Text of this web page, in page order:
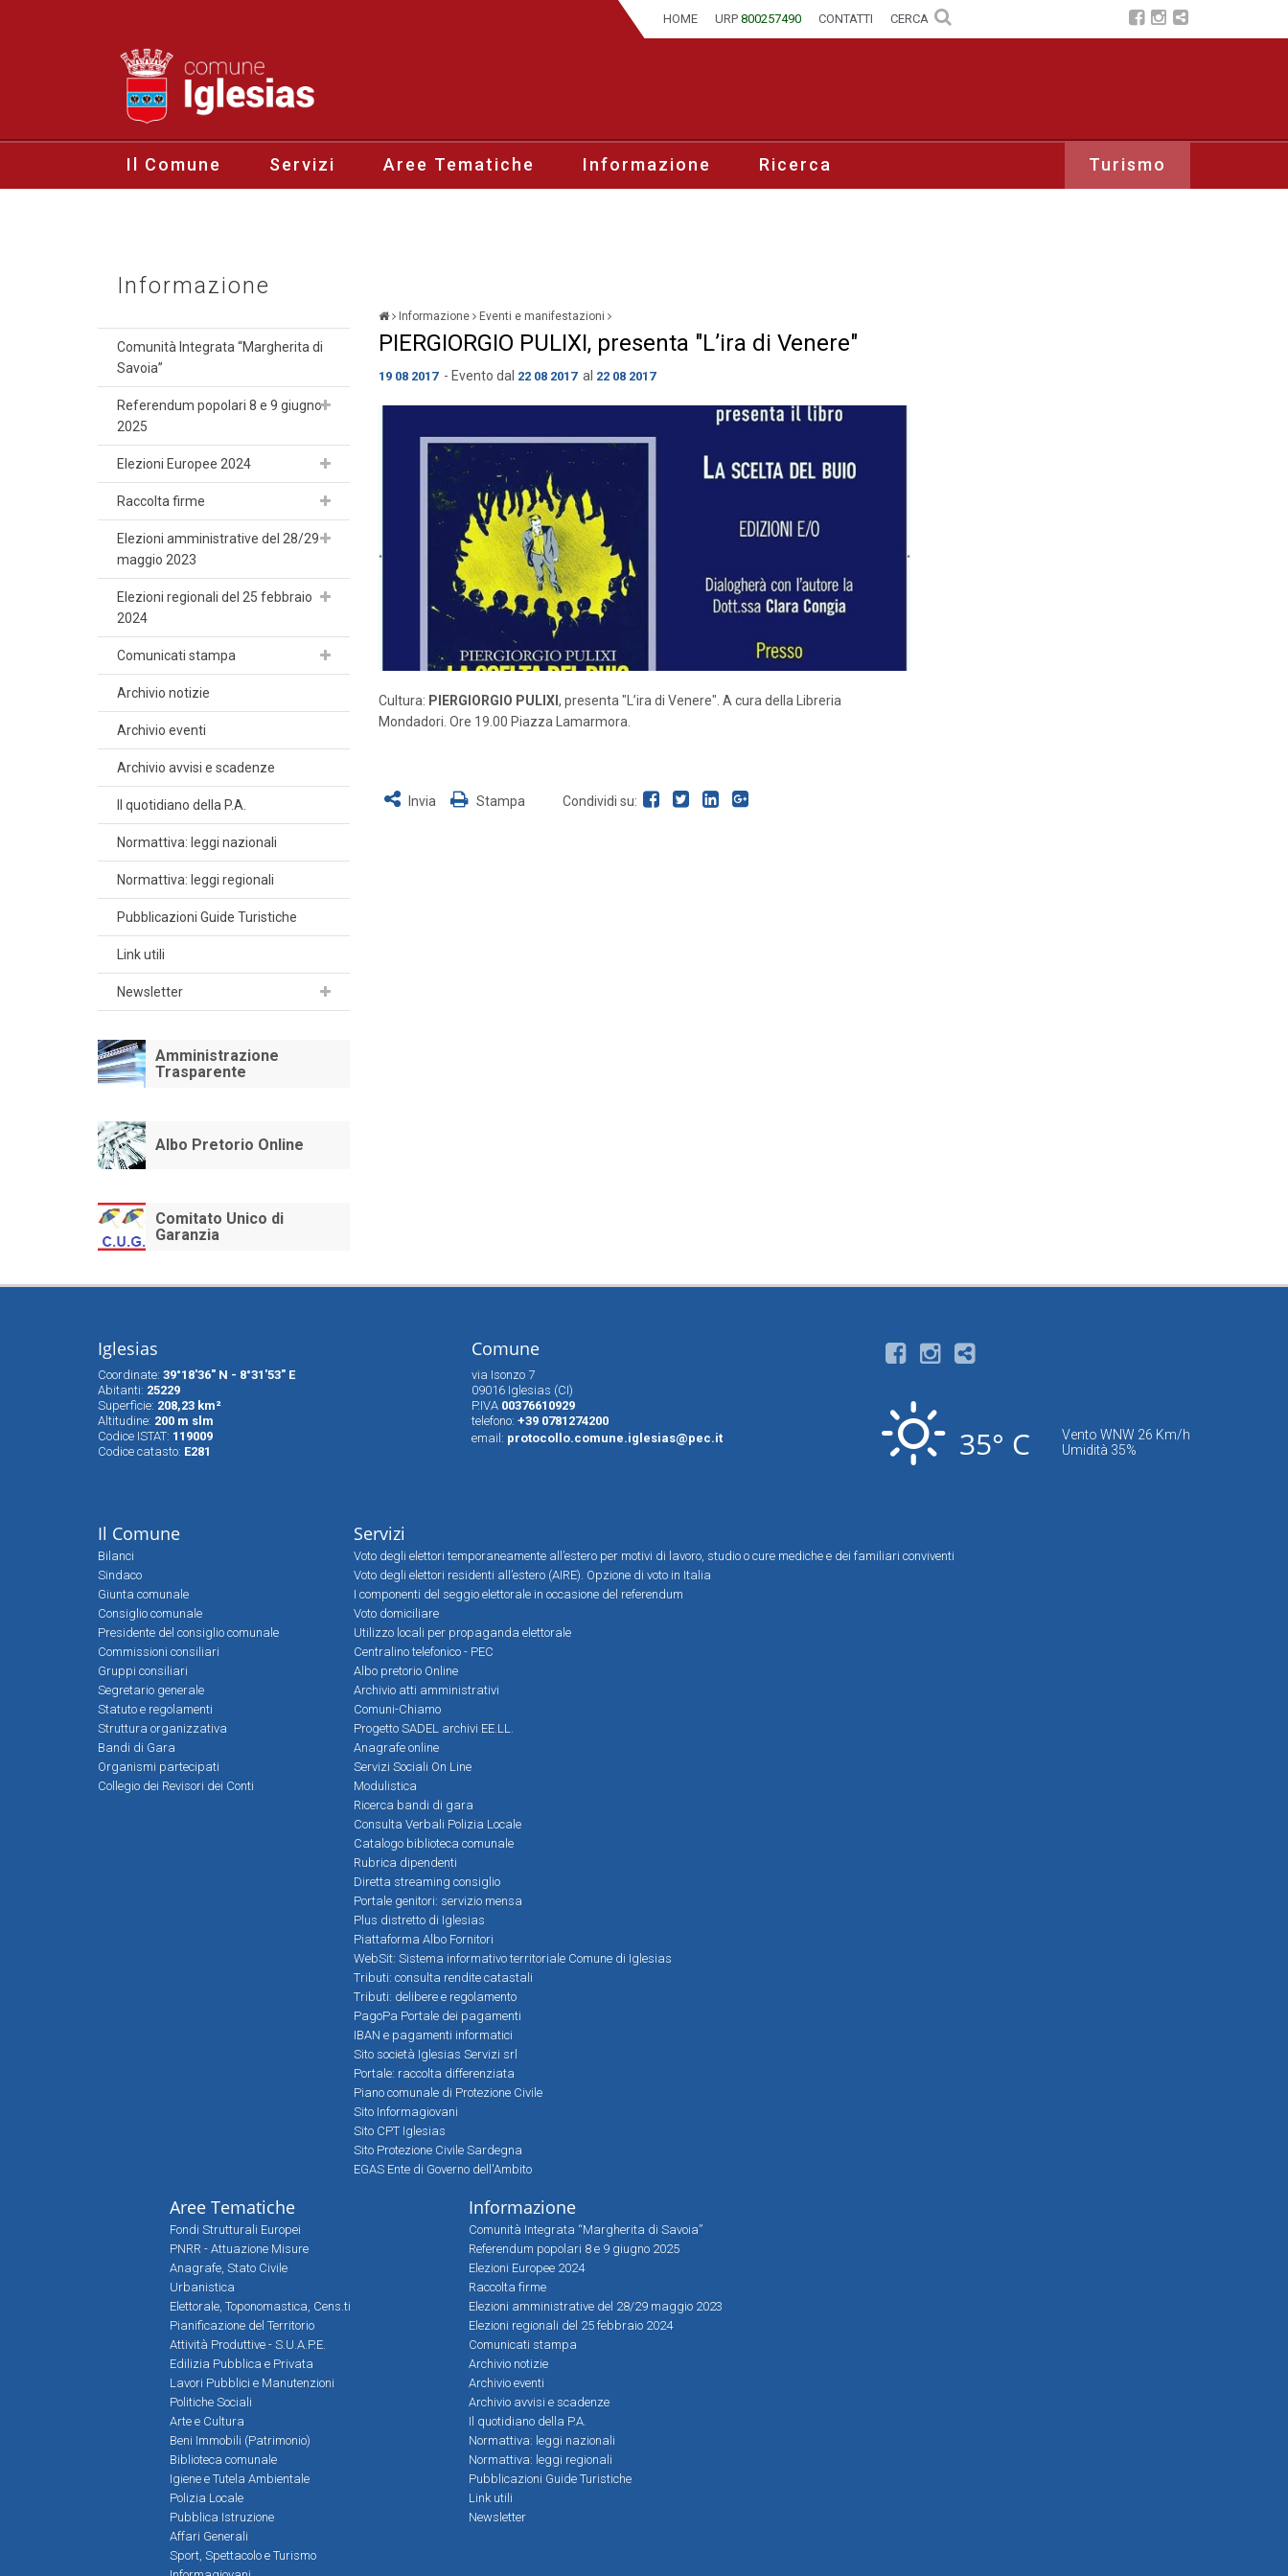
HOME URP 800257490 CONTATTI CERCA
Il Comune Servizi Aree Tematiche Informazione Turismo
Ricerca
Informazione
Comunità Integrata “Margherita di
Savoia”
Referendum popolari 8 e 9 giugno
2025
Elezioni Europee 2024
Raccolta firme
Elezioni amministrative del 28/29
maggio 2023
Elezioni regionali del 25 febbraio
2024
Comunicati stampa
Archivio notizie
Archivio eventi
Archivio avvisi e scadenze
Il quotidiano della P.A.
Normattiva: leggi nazionali
Normattiva: leggi regionali
Pubblicazioni Guide Turistiche
Link utili
Newsletter
Amministrazione
Trasparente
Albo Pretorio Online
Comitato Unico di
Garanzia
Informazione Eventi e manifestazioni
PIERGIORGIO PULIXI, presenta "L’ira di Venere"
19 08 2017- Evento dal 22 08 2017al 22 08 2017
Cultura: PIERGIORGIO PULIXI , presenta "L’ira di Venere". A cura della Libreria
Mondadori. Ore 19.00 Piazza Lamarmora.
Invia Stampa Condividi su:
Iglesias
Coordinate: 39°18'36" N - 8°31'53" E
Abitanti: 25229
Superfìcie: 208,23 km²
Altitudine: 200 m slm
Codice ISTAT: 119009
Codice catasto: E281
Comune
via Isonzo 7
09016 Iglesias (CI)
P.IVA 00376610929
telefono: +39 0781274200
email: protocollo.comune.iglesias@pec.it 35° C
Vento WNW 26 Km/h
Umidità 35%
Il Comune
Bilanci
Sindaco
Giunta comunale
Consiglio comunale
Presidente del consiglio comunale
Commissioni consiliari
Gruppi consiliari
Segretario generale
Statuto e regolamenti
Struttura organizzativa
Bandi di Gara
Organismi partecipati
Collegio dei Revisori dei Conti
Servizi
Voto degli elettori temporaneamente all’estero per motivi di lavoro, studio o cure mediche e dei familiari conviventi
Voto degli elettori residenti all’estero (AIRE). Opzione di voto in Italia
I componenti del seggio elettorale in occasione del referendum
Voto domiciliare
Utilizzo locali per propaganda elettorale
Centralino telefonico - PEC
Albo pretorio Online
Archivio atti amministrativi
Comuni-Chiamo
Progetto SADEL archivi EE.LL.
Anagrafe online
Servizi Sociali On Line
Modulistica
Ricerca bandi di gara
Consulta Verbali Polizia Locale
Catalogo biblioteca comunale
Rubrica dipendenti
Diretta streaming consiglio
Portale genitori: servizio mensa
Plus distretto di Iglesias
Piattaforma Albo Fornitori
WebSit: Sistema informativo territoriale Comune di Iglesias
Tributi: consulta rendite catastali
Tributi: delibere e regolamento
PagoPa Portale dei pagamenti
IBAN e pagamenti informatici
Sito società Iglesias Servizi srl
Portale: raccolta differenziata
Piano comunale di Protezione Civile
Sito Informagiovani
Sito CPT Iglesias
Sito Protezione Civile Sardegna
EGAS Ente di Governo dell'Ambito
Aree Tematiche
Fondi Strutturali Europei
PNRR - Attuazione Misure
Anagrafe, Stato Civile
Urbanistica
Elettorale, Toponomastica, Cens.ti
Pianificazione del Territorio
Attività Produttive - S.U.A.P.E.
Edilizia Pubblica e Privata
Lavori Pubblici e Manutenzioni
Politiche Sociali
Arte e Cultura
Beni Immobili (Patrimonio)
Biblioteca comunale
Igiene e Tutela Ambientale
Polizia Locale
Pubblica Istruzione
Affari Generali
Sport, Spettacolo e Turismo
Informazione
Comunità Integrata “Margherita di Savoia”
Referendum popolari 8 e 9 giugno 2025
Elezioni Europee 2024
Raccolta firme
Elezioni amministrative del 28/29 maggio 2023
Elezioni regionali del 25 febbraio 2024
Comunicati stampa
Archivio notizie
Archivio eventi
Archivio avvisi e scadenze
Il quotidiano della P.A.
Normattiva: leggi nazionali
Normattiva: leggi regionali
Pubblicazioni Guide Turistiche
Link utili
Newsletter